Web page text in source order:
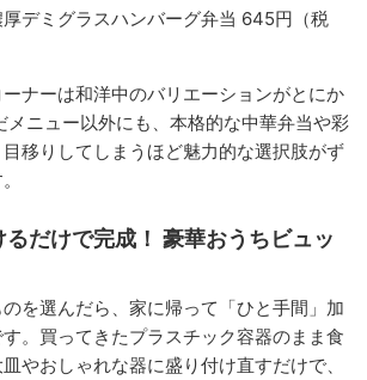
厚デミグラスハンバーグ弁当 645円（税
ナーは和洋中のバリエーションがとにか
メニュー以外にも、本格的な中華弁当や彩
移りしてしまうほど魅力的な選択肢がず
だけで完成！ 豪華おうちビュッ
を選んだら、家に帰って「ひと手間」加
。買ってきたプラスチック容器のまま食
やおしゃれな器に盛り付け直すだけで、